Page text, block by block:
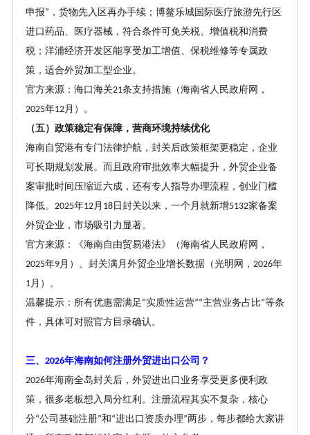
申报” ，货物先入区再办手续；博鳌乐城国际医疗旅游先行区
进口药品、医疗器械，符合条件可免关税、增值税和消费
税；洋浦经济开发区能享受加工增值、保税维修等专属政
策，适合外贸加工型企业。
官方来源：海口海关21条支持措施（海南省人民政府网，
2025年12月）。
（五）政策稳定有保障，营商环境持续优化
海南自贸港有专门法律护航，封关后政策框架更稳定，企业
可长期规划发展。而且政府审批效率大幅提升，外贸企业备
案审批时间压缩近六成，还有专人指导办理流程，创业门槛
降低。 2025年12月 18日封关以来，一个月就新增5132家备案
外贸企业，市场吸引力显著。
官方来源：《海南自由贸易港法》（海南省人民政府网，
2025年9月）、封关满月外贸企业增长数据（光明网， 2026年
1月）。
温馨提示：所有优惠需满足 “实质性运营”“主营业务占比”等条
件，具体可对照官方目录确认。
三、 2026年海南如何注册外贸进出口公司？
2026年海南全岛封关后，外贸进出口业务享受更多便利政
策，很多老板想入局分红利。注册流程其实不复杂，核心
分“公司基础注册”和 “进出口资质办理”两步，每步都给大家讲